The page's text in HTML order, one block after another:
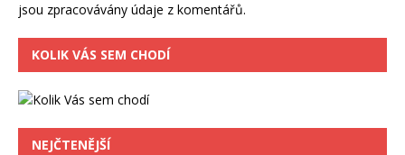
jsou zpracovávány údaje z komentářů.
KOLIK VÁS SEM CHODÍ
NEJČTENĚJŠÍ